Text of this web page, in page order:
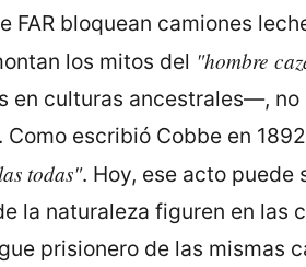
FAR bloquean camiones
los mitos del "hombre
culturas ancestrales—,
escribió Cobbe en
todas". Hoy, ese acto puede
la naturaleza figuren en las
prisionero de las mismas